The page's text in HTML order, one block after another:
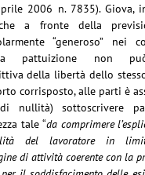
2006 n. 7835). Giova,
a fronte della
“generoso” nei
pattuizione non
della libertà dello
corrisposto, alle parti è
nullità) sottoscrivere
tale “da comprimere
del lavoratore in
di attività coerente con la